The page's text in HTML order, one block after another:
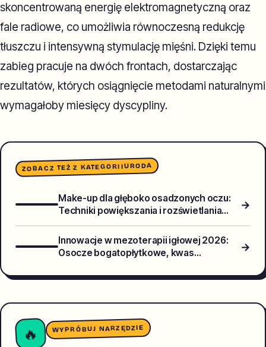
skoncentrowaną energię elektromagnetyczną oraz
fale radiowe, co umożliwia równoczesną redukcję
tłuszczu i intensywną stymulację mięśni. Dzięki temu
zabieg pracuje na dwóch frontach, dostarczając
rezultatów, których osiągnięcie metodami naturalnymi
wymagałoby miesięcy dyscypliny.
ZOBACZ TEŻ Z KATEGORIIURODA
Make-up dla głęboko osadzonych oczu:
Techniki powiększania i rozświetlania
opadającej powieki
→
Innowacje w mezoterapii igłowej 2026:
Osocze bogatopłytkowe, kwas
→
🔥 WYPRÓBUJ NARZĘDZIE